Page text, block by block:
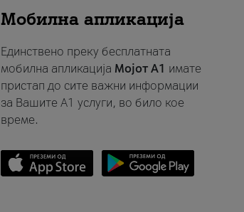
Мобилна апликација
Единствено преку бесплатната
мобилна апликација Мојот A1 имате
пристап до сите важни информации
за Вашите A1 услуги, во било кое
време.